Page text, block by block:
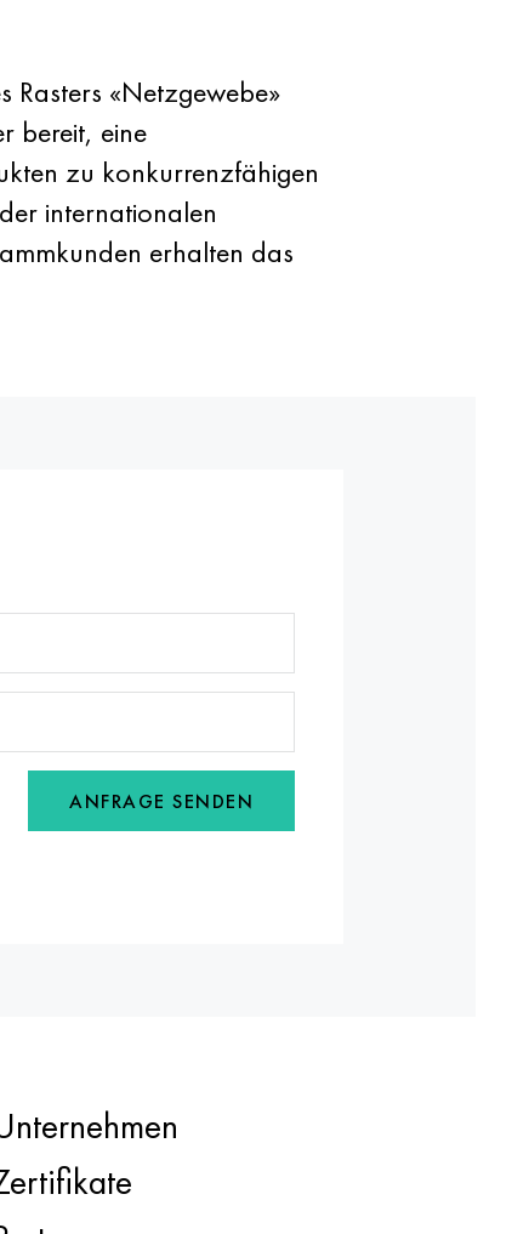
«Netzgewebe»
bereit, eine
zu konkurrenzfähigen
internationalen
erhalten das
ANFRAGE SENDEN